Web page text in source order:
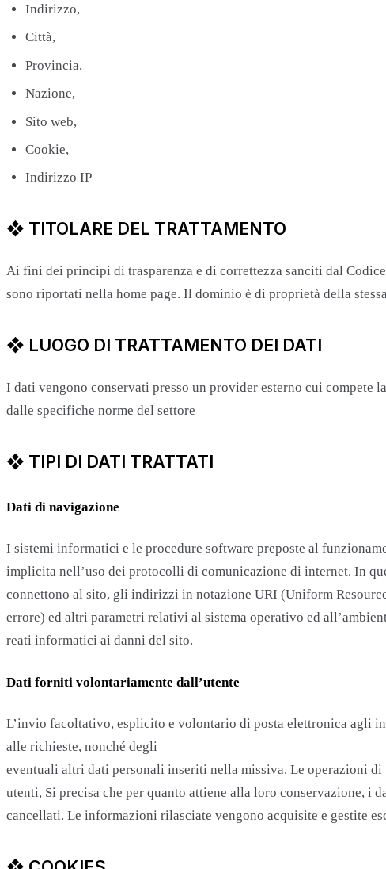
Indirizzo,
Città,
Provincia,
Nazione,
Sito web,
Cookie,
Indirizzo IP
❖ TITOLARE DEL TRATTAMENTO
Ai fini dei principi di trasparenza e di correttezza sanciti dal
sono riportati nella home page. Il dominio è di proprietà della
❖ LUOGO DI TRATTAMENTO DEI DATI
I dati vengono conservati presso un provider esterno cui compete
dalle specifiche norme del settore
❖ TIPI DI DATI TRATTATI
Dati di navigazione
I sistemi informatici e le procedure software preposte al
implicita nell’uso dei protocolli di comunicazione di internet. In
connettono al sito, gli indirizzi in notazione URI (Uniform
errore) ed altri parametri relativi al sistema operativo ed
reati informatici ai danni del sito.
Dati forniti volontariamente dall’utente
L’invio facoltativo, esplicito e volontario di posta elettronica agli
alle richieste, nonché degli
eventuali altri dati personali inseriti nella missiva. Le operazioni
utenti, Si precisa che per quanto attiene alla loro conservazione, i
cancellati. Le informazioni rilasciate vengono acquisite e gestite